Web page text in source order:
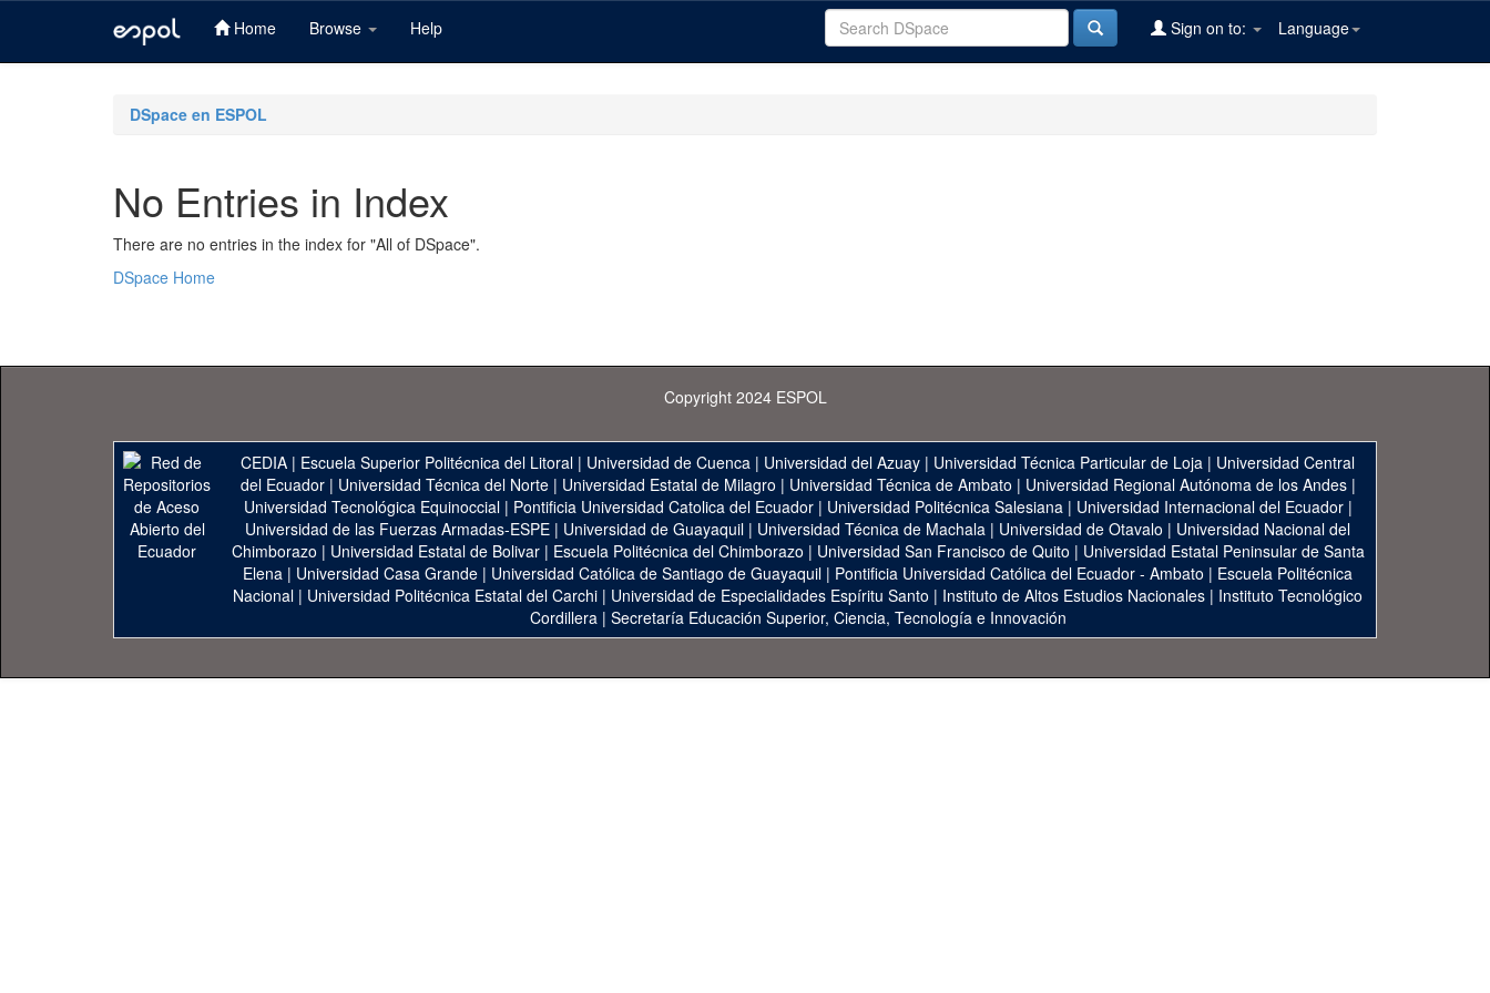
Home Browse Help Language
Sign on to:
DSpace en ESPOL
No Entries in Index
There are no entries in the index for "All of DSpace".
DSpace Home
Copyright 2024 ESPOL
CEDIA | Escuela Superior Politécnica del Litoral | Universidad de Cuenca | Universidad del Azuay | Universidad Técnica Particular de Loja | Universidad Central
del Ecuador| Universidad Técnica del Norte| Universidad Estatal de Milagro | Universidad Técnica de Ambato | Universidad Regional Autónoma de los Andes|
Universidad Tecnológica Equinoccial| Pontificia Universidad Catolica del Ecuador| Universidad Politécnica Salesiana| Universidad Internacional del Ecuador|
Universidad de las Fuerzas Armadas-ESPE | Universidad de Guayaquil | Universidad Técnica de Machala | Universidad de Otavalo | Universidad Nacional del
Chimborazo | Universidad Estatal de Bolivar| Escuela Politécnica del Chimborazo | Universidad San Francisco de Quito | Universidad Estatal Peninsular de Santa
Elena | Universidad Casa Grande | Universidad Católica de Santiago de Guayaquil | Pontificia Universidad Católica del Ecuador - Ambato | Escuela Politécnica
Nacional | Universidad Politécnica Estatal del Carchi | Universidad de Especialidades Espíritu Santo | Instituto de Altos Estudios Nacionales | Instituto Tecnológico
Cordillera| Secretaría Educación Superior, Ciencia, Tecnología e Innovación